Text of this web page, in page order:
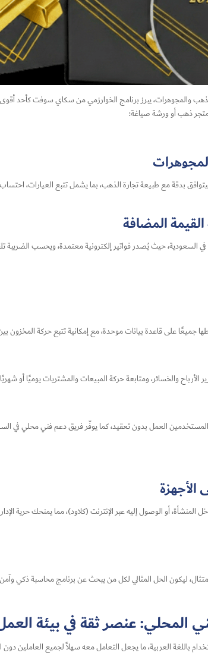
والمجوهرات، يبرز برنامج الخوارزمي من سكاي سوفت كأحد
متجر ذهب أو ورشة صياغة:
بدقة مع طبيعة تجارة الذهب، بما يشمل تتبع العيارات،
القيمة المضافة
السعودية، حيث يُصدر فواتير إلكترونية معتمدة، ويحسب الضريبة
جميعًا على قاعدة بيانات موحدة، مع إمكانية تتبع حركة المخزون
الأرباح والخسائر، ومتابعة حركة المبيعات والمشتريات يوميًا
العمل بدون تعقيد، كما يوفّر فريق دعم فني محلي في
أو الوصول إليه عبر الإنترنت (كلاود)، مما يمنحك حرية
ليكون الحل المثالي لكل من يبحث عن برنامج محاسبة ذكي
المحلي: عنصر ثقة في بيئة
باللغة العربية، ما يجعل التعامل معه سهلاً لجميع